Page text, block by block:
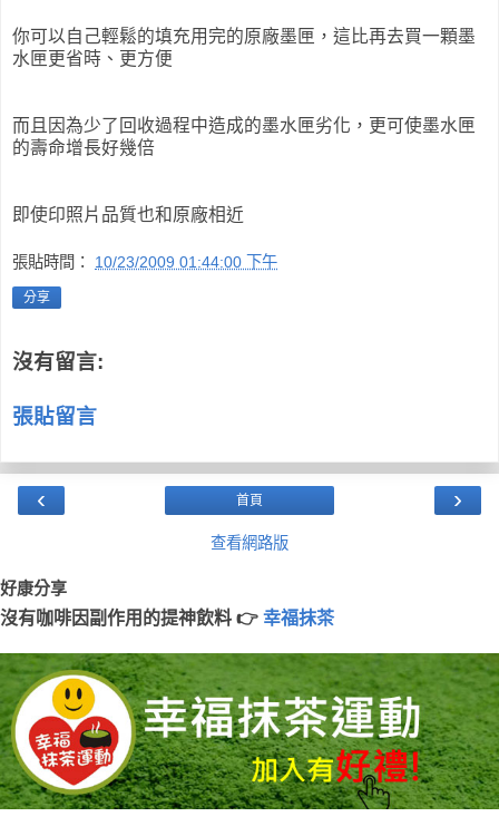
你可以自己輕鬆的填充用完的原廠墨匣，這比再去買一顆墨
水匣更省時、更方便
而且因為少了回收過程中造成的墨水匣劣化，更可使墨水匣
的壽命增長好幾倍
即使印照片品質也和原廠相近
張貼時間： 10/23/2009 01:44:00 下午
分享
沒有留言:
張貼留言
‹ ›
首頁
查看網路版
好康分享
沒有咖啡因副作用的提神飲料 👉 幸福抹茶